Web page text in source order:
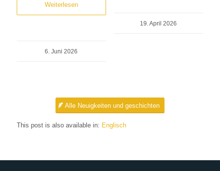
Weiterlesen
6. Juni 2026
19. April 2026
Alle Neuigkeiten und geschichten
This post is also available in: Englisch